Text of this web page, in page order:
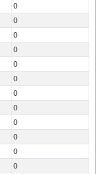
0
0
0
0
0
0
0
0
0
0
0
0